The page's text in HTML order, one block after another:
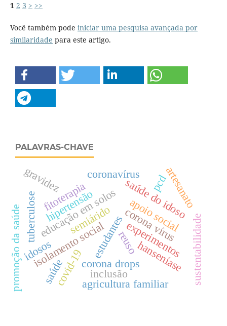
1 2 3 > >>
Você também pode iniciar uma pesquisa avançada por
similaridade para este artigo.
PALAVRAS-CHAVE
corona vírus
isolamento social
semiárido
estudantesapoio social
saúde do idoso
educação em solos
corona drops
coronavírus
experimentos
hipertensão
covid-19
saúde
artesanato
reuso sustentabilidade
tuberculose
hanseníase
idosos
inclusão
pcd
promoção da saúde agricultura familiar
fitoterapia
gravidez